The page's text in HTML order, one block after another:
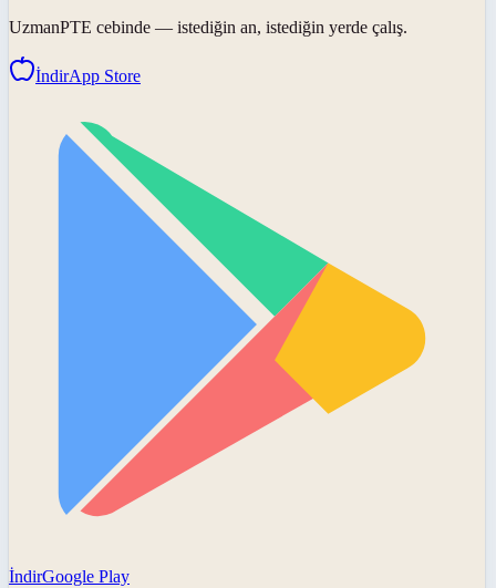
UzmanPTE cebinde — istediğin an, istediğin yerde çalış.
İndirApp Store
İndirGoogle Play